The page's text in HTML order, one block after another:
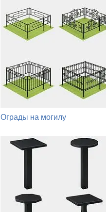
Ограды на могилу